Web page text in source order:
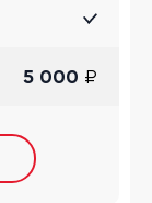
5 000 ₽